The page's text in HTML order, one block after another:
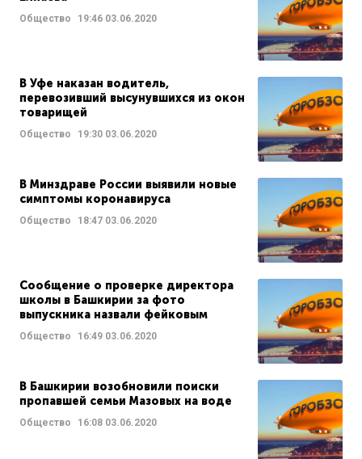
Общество 19:46 03.06.2020
В Уфе наказан водитель,
перевозивший высунувшихся из окон
товарищей
Общество 19:30 03.06.2020
В Минздраве России выявили новые
симптомы коронавируса
Общество 18:47 03.06.2020
Сообщение о проверке директора
школы в Башкирии за фото
выпускника назвали фейковым
Общество 16:49 03.06.2020
В Башкирии возобновили поиски
пропавшей семьи Мазовых на воде
Общество 16:08 03.06.2020